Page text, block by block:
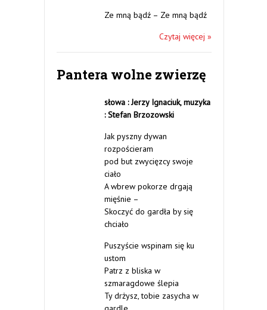
Ze mną bądź – Ze mną bądź
Czytaj więcej »
Pantera wolne zwierzę
słowa : Jerzy Ignaciuk,muzyka
: Stefan Brzozowski
Jak pyszny dywan
rozpościeram
pod but zwycięzcy swoje
ciało
A wbrew pokorze drgają
mięśnie –
Skoczyć do gardła by się
chciało
Puszyście wspinam się ku
ustom
Patrz z bliska w
szmaragdowe ślepia
Ty drżysz, tobie zasycha w